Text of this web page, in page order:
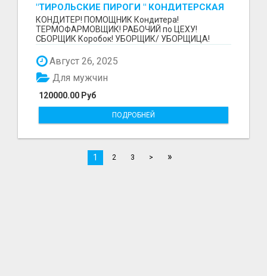
"ТИРОЛЬСКИЕ ПИРОГИ " КОНДИТЕРСКАЯ
ФАБРИКА "КРУГ "
КОНДИТЕР! ПОМОЩНИК Кондитера!
ТЕРМОФАРМОВЩИК! РАБОЧИЙ по ЦЕХУ!
СБОРЩИК Коробок! УБОРЩИК/ УБОРЩИЦА!
~~~~~~~~ Изготовление тортов и пирогов от...
Август 26, 2025
120000.00 Руб
Для мужчин
ПОДРОБНЕЙ
1 2 3 > »